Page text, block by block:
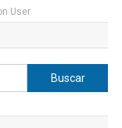
User
Buscar: